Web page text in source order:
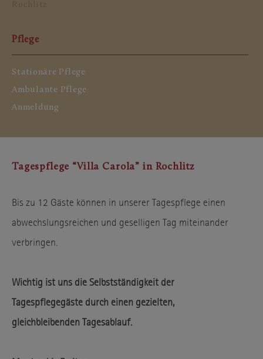
Pflege
Stationäre Pflege
Ambulante Pflege
Anmeldung
Tagespflege “Villa Carola” in Rochlitz
Bis zu 12 Gäste können in unserer Tagespflege einen
abwechslungsreichen und geselligen Tag miteinander
verbringen.
Wichtig ist uns die Selbstständigkeit der
Tagespflegegäste durch einen gezielten,
gleichbleibenden Tagesablauf.